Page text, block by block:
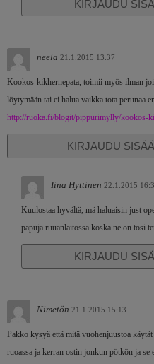
KIRJAUDU
neela 21.1.2015 13:37
Kookos-kikhernepata, toimii myös ilman
löytymään tai ei halua vaikka tota perunaa
http://ruoka.fi/blogit/pippurimylly/kookos-
KIRJAUDU
Iina Hyttinen 22.1.2015
Kuulostaa hyvältä, mä haluaisin just
papuja ruuanlaitossa koska ne on tosi
KIRJAUDU
Nimetön 21.1.2015 15:13
Pakko kysyä että mitä vuohenjuustoa
ruoassa ja kerran ostin jonkun pötkön ja